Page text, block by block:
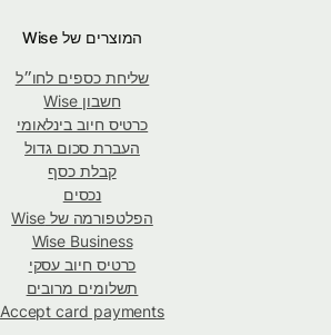
המוצרים של Wise
שליחת כספים לחו״ל
חשבון Wise
כרטיס חיוב בינלאומי
העברת סכום גדול
קבלת כסף
נכסים
הפלטפורמה של Wise
Wise Business
כרטיס חיוב עסקי
תשלומים מרובים
Accept card payments